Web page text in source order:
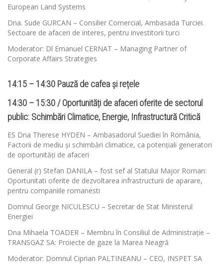
European Land Systems
Dna. Sude GURCAN – Consilier Comercial, Ambasada Turciei.
Sectoare de afaceri de interes, pentru investitorii turci
Moderator: Dl Emanuel CERNAT – Managing Partner of
Corporate Affairs Strategies
14:15 – 14:30 Pauză de cafea și rețele
14:30 – 15:30 / Oportunități de afaceri oferite de sectorul
public: Schimbări Climatice, Energie, Infrastructură Critică
ES Dna Therese HYDEN – Ambasadorul Suediei în România,
Factorii de mediu și schimbări climatice, ca potențiali generatori
de oportunități de afaceri
General (r) Stefan DANILA – fost sef al Statului Major Roman:
Oportunitati oferite de dezvoltarea infrastructurii de aparare,
pentru companiile romanesti
Domnul George NICULESCU – Secretar de Stat Ministerul
Energiei
Dna Mihaela TOADER – Membru în Consiliul de Administrație –
TRANSGAZ SA: Proiecte de gaze la Marea Neagră
Moderator: Domnul Ciprian PALTINEANU – CEO, INSPET SA